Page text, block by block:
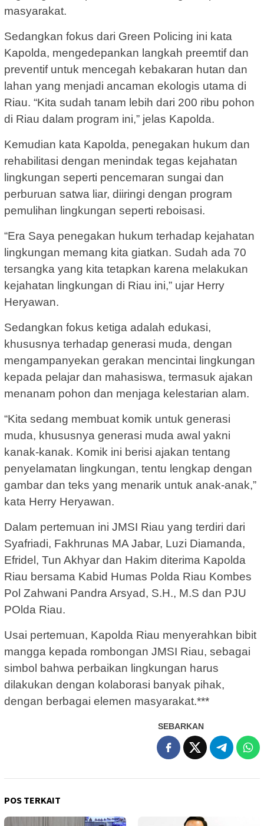
masyarakat.
Sedangkan fokus dari Green Policing ini kata
Kapolda, mengedepankan langkah preemtif dan
preventif untuk mencegah kebakaran hutan dan
lahan yang menjadi ancaman ekologis utama di
Riau. “Kita sudah tanam lebih dari 200 ribu pohon
di Riau dalam program ini,” jelas Kapolda.
Kemudian kata Kapolda, penegakan hukum dan
rehabilitasi dengan menindak tegas kejahatan
lingkungan seperti pencemaran sungai dan
perburuan satwa liar, diiringi dengan program
pemulihan lingkungan seperti reboisasi.
“Era Saya penegakan hukum terhadap kejahatan
lingkungan memang kita giatkan. Sudah ada 70
tersangka yang kita tetapkan karena melakukan
kejahatan lingkungan di Riau ini,” ujar Herry
Heryawan.
Sedangkan fokus ketiga adalah edukasi,
khususnya terhadap generasi muda, dengan
mengampanyekan gerakan mencintai lingkungan
kepada pelajar dan mahasiswa, termasuk ajakan
menanam pohon dan menjaga kelestarian alam.
“Kita sedang membuat komik untuk generasi
muda, khususnya generasi muda awal yakni
kanak-kanak. Komik ini berisi ajakan tentang
penyelamatan lingkungan, tentu lengkap dengan
gambar dan teks yang menarik untuk anak-anak,”
kata Herry Heryawan.
Dalam pertemuan ini JMSI Riau yang terdiri dari
Syafriadi, Fakhrunas MA Jabar, Luzi Diamanda,
Efridel, Tun Akhyar dan Hakim diterima Kapolda
Riau bersama Kabid Humas Polda Riau Kombes
Pol Zahwani Pandra Arsyad, S.H., M.S dan PJU
POlda Riau.
Usai pertemuan, Kapolda Riau menyerahkan bibit
mangga kepada rombongan JMSI Riau, sebagai
simbol bahwa perbaikan lingkungan harus
dilakukan dengan kolaborasi banyak pihak,
dengan berbagai elemen masyarakat.***
SEBARKAN
POS TERKAIT